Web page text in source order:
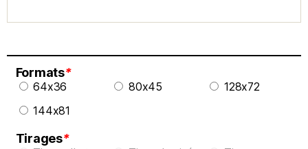
Formats*
64x36 80x45
128x72
144x81
Tirages*